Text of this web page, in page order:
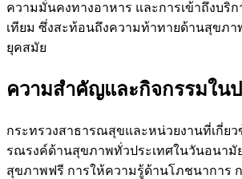
ความมั่นคงทางอาหาร และการเข้าถึงบริก
เทียม ซึ่งสะท้อนถึงความท้าทายด้านสุขภา
ยุคสมัย
ความสำคัญและกิจกรรมในป
กระทรวงสาธารณสุขและหน่วยงานที่เกี่ยว
รณรงค์ด้านสุขภาพทั่วประเทศในวันอนามั
สุขภาพฟรี การให้ความรู้ด้านโภชนาการ